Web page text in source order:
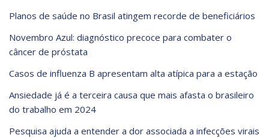
Planos de saúde no Brasil atingem recorde de beneficiários
Novembro Azul: diagnóstico precoce para combater o
câncer de próstata
Casos de influenza B apresentam alta atípica para a estação
Ansiedade já é a terceira causa que mais afasta o brasileiro
do trabalho em 2024
Pesquisa ajuda a entender a dor associada a infecções virais